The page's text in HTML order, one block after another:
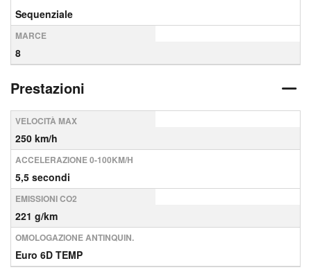
Sequenziale
MARCE
8
Prestazioni
VELOCITÀ MAX
250 km/h
ACCELERAZIONE 0-100KM/H
5,5 secondi
EMISSIONI CO2
221 g/km
OMOLOGAZIONE ANTINQUIN.
Euro 6D TEMP